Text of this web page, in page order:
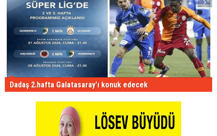
Dadaş 2.hafta Galatasaray'ı konuk edecek